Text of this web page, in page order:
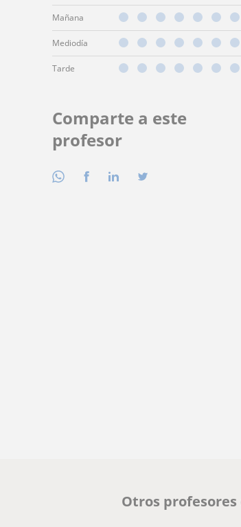
Mañana
Mediodía
Tarde
Comparte a este
profesor
Otros profesores